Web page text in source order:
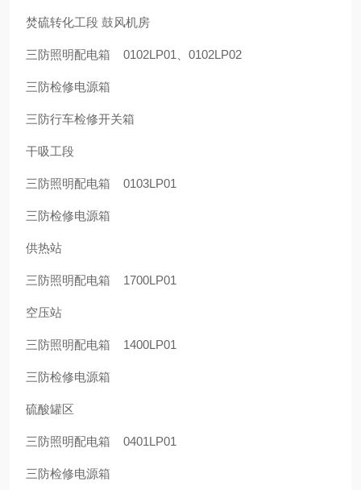
焚硫转化工段 鼓风机房
三防照明配电箱 0102LP01、0102LP02
三防检修电源箱
三防行车检修开关箱
干吸工段
三防照明配电箱 0103LP01
三防检修电源箱
供热站
三防照明配电箱 1700LP01
空压站
三防照明配电箱 1400LP01
三防检修电源箱
硫酸罐区
三防照明配电箱 0401LP01
三防检修电源箱